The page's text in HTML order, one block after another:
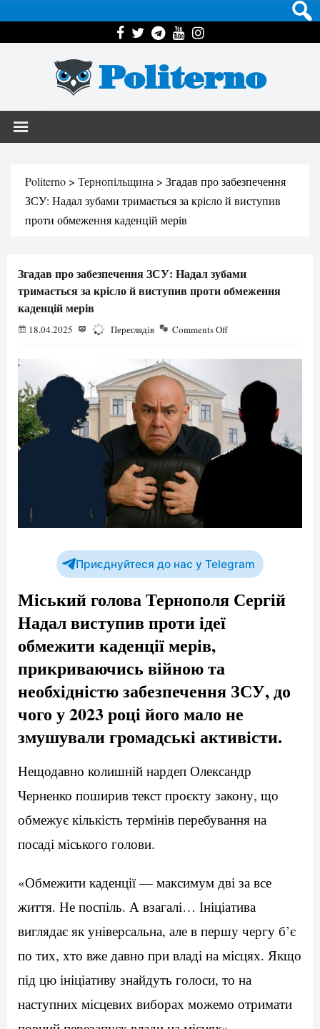
Politerno
Politerno > Тернопільщина > Згадав про забезпечення
ЗСУ: Надал зубами тримається за крісло й виступив
проти обмеження каденцій мерів
Згадав про забезпечення ЗСУ: Надал зубами
тримається за крісло й виступив проти обмеження
каденцій мерів
18.04.2025 9589 Переглядів Comments Off
Приєднуйтеся до нас у Telegram
Міський голова Тернополя Сергій
Надал виступив проти ідеї
обмежити каденції мерів,
прикриваючись війною та
необхідністю забезпечення ЗСУ, до
чого у 2023 році його мало не
змушували громадські активісти.
Нещодавно колишній нардеп Олександр
Черненко поширив текст проєкту закону, що
обмежує кількість термінів перебування на
посаді міського голови.
«Обмежити каденції — максимум дві за все
життя. Не поспіль. А взагалі… Ініціатива
виглядає як універсальна, але в першу чергу б’є
по тих, хто вже давно при владі на місцях. Якщо
під цю ініціативу знайдуть голоси, то на
наступних місцевих виборах можемо отримати